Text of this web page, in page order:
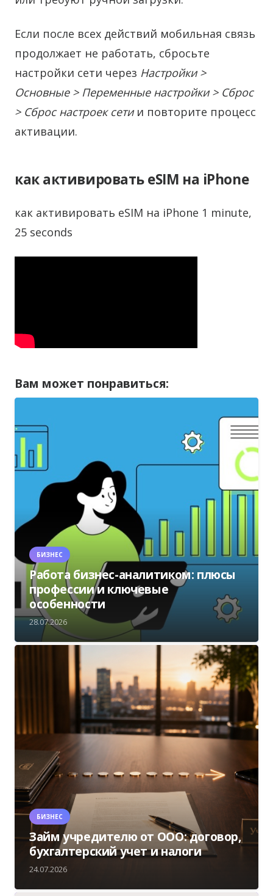
Если после всех действий мобильная связь
продолжает не работать, сбросьте
настройки сети через Настройки >
Основные > Переменные настройки > Сброс
> Сброс настроек сетии повторите процесс
активации.
как активировать eSIM на iPhone
как активировать eSIM на iPhone 1 minute,
25 seconds
Вам может понравиться:
БИЗНЕС
Работа бизнес-аналитиком: плюсы
профессии и ключевые
особенности
28.07.2026
БИЗНЕС
Займ учредителю от ООО: договор,
бухгалтерский учет и налоги
24.07.2026